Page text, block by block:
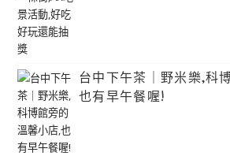
台中下午茶｜野米樂,科
也有早午餐喔!